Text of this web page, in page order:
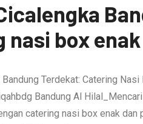
nasi box enak
Terdekat: Catering
Bandung Al
catering nasi box enak dan